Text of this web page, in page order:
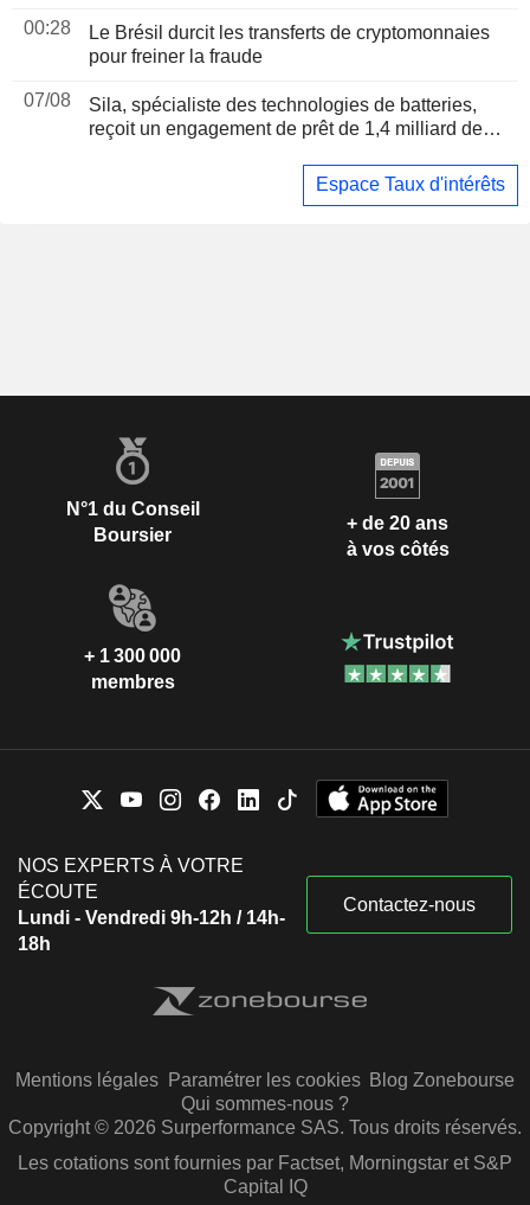
00:28
Le Brésil durcit les transferts de cryptomonnaies
pour freiner la fraude
07/08
Sila, spécialiste des technologies de batteries,
reçoit un engagement de prêt de 1,4 milliard de
Espace Taux d'intérêts
N°1 du Conseil
Boursier
+ de 20 ans
à vos côtés
+ 1 300 000
membres
NOS EXPERTS À VOTRE
ÉCOUTE
Lundi - Vendredi 9h-12h / 14h-
18h
Contactez-nous
Mentions légales Paramétrer les cookies Blog Zonebourse
Qui sommes-nous ?
Copyright © 2026 Surperformance SAS. Tous droits réservés.
Les cotations sont fournies par Factset, Morningstar et S&P
Capital IQ